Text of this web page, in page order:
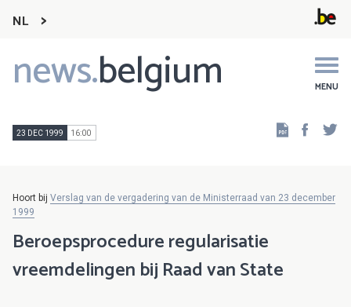
NL
news.belgium MENU
Main
navigation
23 DEC 1999 16:00
Hoort bij Verslag van de vergadering van de Ministerraad van 23 december
1999
Beroepsprocedure regularisatie
vreemdelingen bij Raad van State